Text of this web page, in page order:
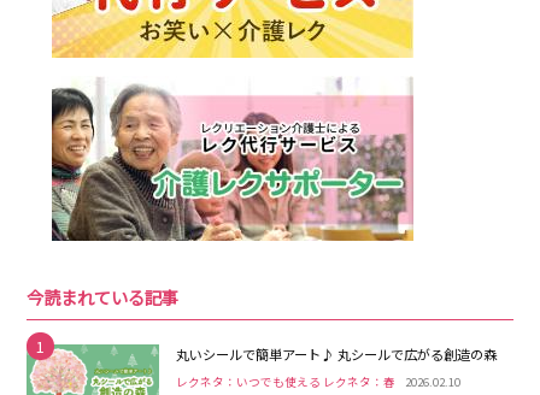
今読まれている記事
1 丸いシールで簡単アート♪ 丸シールで広がる創造の森
レクネタ：いつでも使える レクネタ：春 2026.02.10